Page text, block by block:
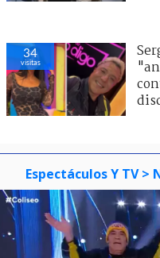
34
visitas
Espectáculos Y TV >